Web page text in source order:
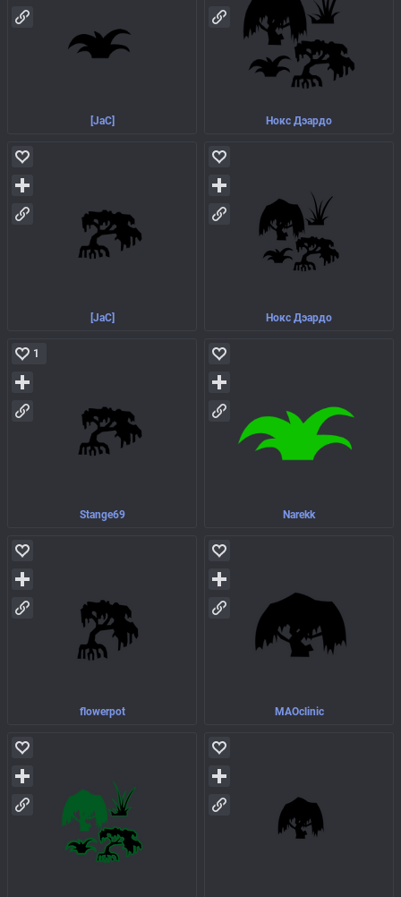
[JaC] Нокс Дэардо
[JaC] Нокс Дэардо
Stange69
1
Narekk
flowerpot MAOclinic